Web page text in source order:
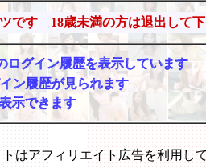
です 18歳未満の方は退出して
ログイン履歴を表示しています
ン履歴が見られます
示できます
はアフィリエイト広告を利用し